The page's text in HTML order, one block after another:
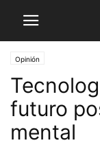
Opinión
futuro
mental